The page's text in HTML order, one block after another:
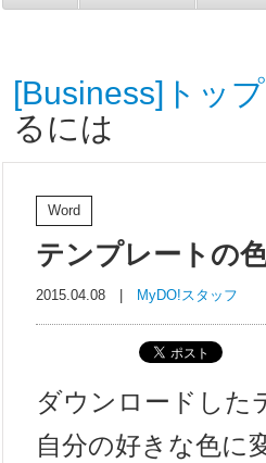
[Business]トップ
るには
Word
テンプレートの
2015.04.08 | MyDO!スタッフ
ダウンロードした
自分の好きな色に